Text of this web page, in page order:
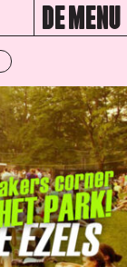
DE MENU